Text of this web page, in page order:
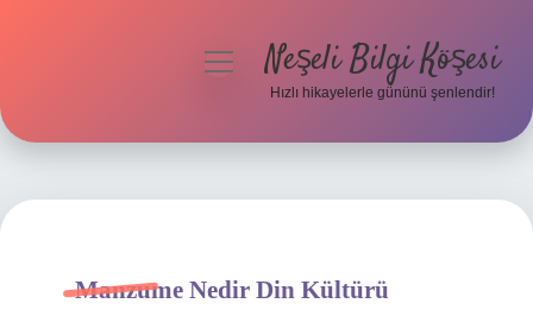
Hakkımızda
menüyüNeşeli Bilgi Köşesi
Hızlı hikayelerle gününü şenlendir!
Manzume Nedir Din Kültürü